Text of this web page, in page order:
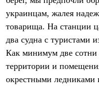
Аксессуары для палаток
Рюкзаки
Экспедиционные
Легкоходные
Альпинистские
Городские
Аксессуары для рюкзаков
Спальные мешки
Пуховые
Комбинированные
украинцам, жалея
товарища. На станции
два судна с туристами
Как минимум две сотни
территории и
окрестными ледниками